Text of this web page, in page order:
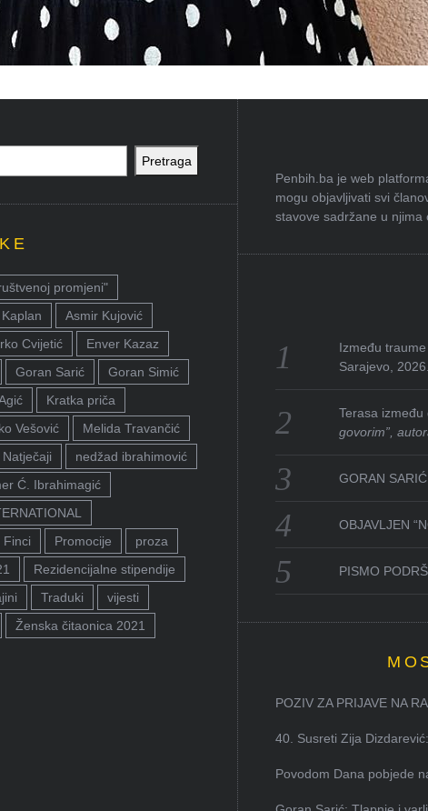
Pretraga
promjeni"
Asmir Kujović
Cvijetić
Enver Kazaz
Goran Sarić
Goran Simić
Kratka priča
Vešović
Melida Travančić
Natječaji
nedžad ibrahimović
Ć. Ibrahimagić
Finci Promocije
proza
Rezidencijalne stipendije
Traduki
vijesti
Ženska čitaonica 2021
Penbih.ba je web
mogu objavljivati svi
stavove sadržane u njima
Između
Sarajevo,
Terasa
govorim”,
GORAN
OBJAVLJEN
PISMO
POZIV ZA PRIJAVE NA
40. Susreti Zija Dizdarević:
Povodom Dana pobjede